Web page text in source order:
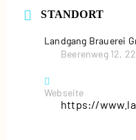
STANDORT
Landgang Brauerei
Beerenweg 12,
Webseite
https://